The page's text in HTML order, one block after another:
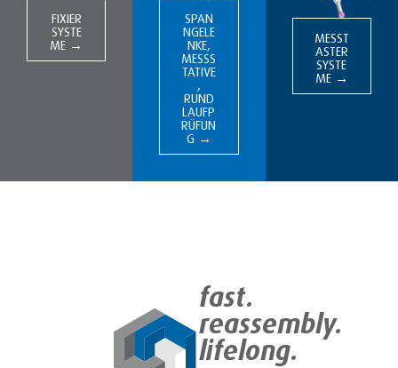
FIXIER
SYSTE
ME →
SPAN
NGELE
NKE,
MESSS
TATIVE
,
RUND
LAUFP
RÜFUN
G →
MESST
ASTER
SYSTE
ME →
fast.
reassembly.
lifelong.